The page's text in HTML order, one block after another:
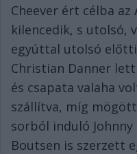
Cheever ért célba
kilencedik, s utolsó,
egyúttal utolsó
Christian Danner
és csapata valaha
szállítva, míg
sorból induló
Boutsen is szerzett